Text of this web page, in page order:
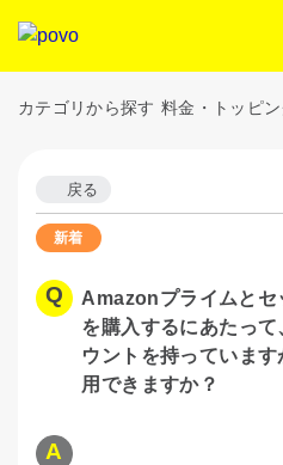
カテゴリから探す 料金・トッピ
戻る
Amazonプライムとセ
を購入するにあたっ
ウントを持っていま
用できますか？